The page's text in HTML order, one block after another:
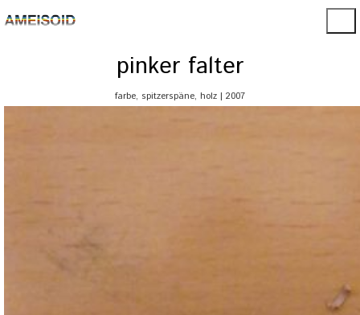
pinker falter
farbe, spitzerspäne, holz | 2007